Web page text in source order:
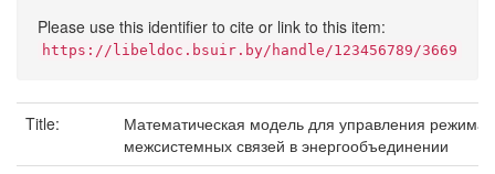
Please use this identifier to cite or link to this item:
https://libeldoc.bsuir.by/handle/123456789/3669
Title:
Математическая модель для управления
межсистемных связей в энергообъединении